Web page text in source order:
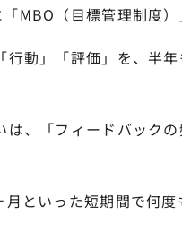
MBO（目標管理制度）
動」「評価」を、半
、「フィードバック
といった短期間で何度